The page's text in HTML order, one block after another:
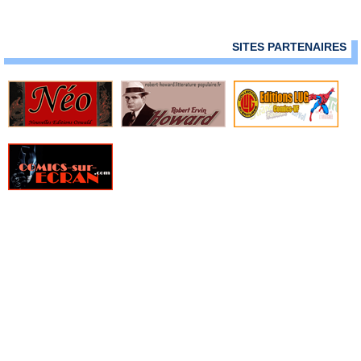
» Marvel Movies
» Marvel Rivals
» Marvel Saga (Vol 1 - 2009)
» Marvel Saga (Vol 2 - 2014)
» Marvel Saga (Vol 3 - 2016)
» Marvel Saga (Vol 4 - 2017)
» Marvel Saga Hors Série (Vol 1)
» Marvel Saga Hors Série (Vol 2)
» Marvel Select
SITES PARTENAIRES